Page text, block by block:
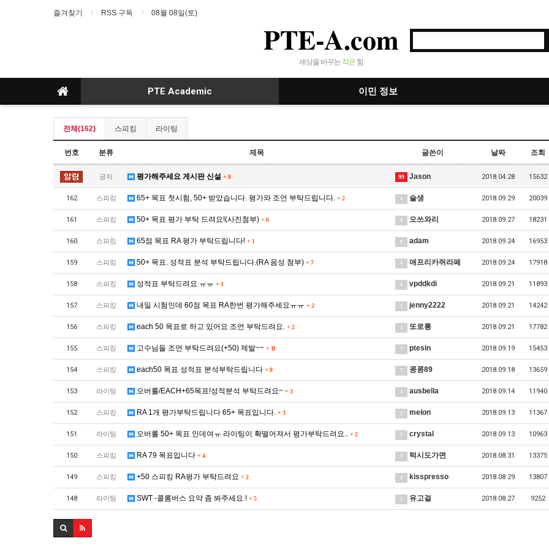
즐겨찾기 RSS 구독 08월 08일(토)
PTE-A.com
세상을 바꾸는 작은 힘
PTE Academic 이민 정보
전체(162) 스피킹 라이팅
번호 분류 제목 글쓴이 날짜 조회
공지 평가해주세요 게시판 신설 + 8 99 Jason 2018.04.28 15632
162 스피킹 65+ 목표 첫시험, 50+ 받았습니다. 평가와 조언 부탁드립니다. + 2 4 슬생 2018.09.29 20039
161 스피킹 50+ 목표 평가 부탁 드려요!(사진첨부) + 6 4 오쓰와리 2018.09.27 18231
160 스피킹 65점 목표 RA 평가 부탁드립니다! + 1 9 adam 2018.09.24 16953
159 스피킹 50+ 목표. 성적표 분석 부탁드립니다.(RA 음성 첨부) + 7 4 애프리카쥐라페 2018.09.24 17918
158 스피킹 성적표 부탁드려요 ㅠㅠ + 1 4 vpddkdi 2018.09.21 11893
157 스피킹 내일 시험인데 60점 목표 RA한번 평가해주세요ㅠㅠ + 2 3 jenny2222 2018.09.21 14242
156 스피킹 each 50 목표로 하고 있어요 조언 부탁드려요. + 2 또로롱 2018.09.21 17782
155 스피킹 고수님들 조언 부탁드려요(+50) 제발~~ + 11 7 ptesin 2018.09.19 15453
154 스피킹 each50 목표 성적표 분석부탁드립니다 + 8 7 콩콩89 2018.09.18 13659
153 라이팅 오버롤/EACH+65목표!성적분석 부탁드려요~ + 3 4 ausbella 2018.09.14 11940
152 스피킹 RA 1개 평가부탁드립니다 65+ 목표입니다. + 3 2 melon 2018.09.13 11367
151 라이팅 오버롤 50+ 목표 인데여ㅠ 라이팅이 확떨어져서 평가부탁드려요.. + 2 3 crystal 2018.09.13 10963
150 스피킹 RA 79 목표입니다 + 4 5 턱시도가면 2018.08.31 13375
149 스피킹 +50 스피킹 RA평가 부탁드려요 + 2 3 kisspresso 2018.08.29 13807
148 라이팅 SWT -콜롬버스 요약 좀 봐주세요 ! + 5 2 유고걸 2018.08.27 9252